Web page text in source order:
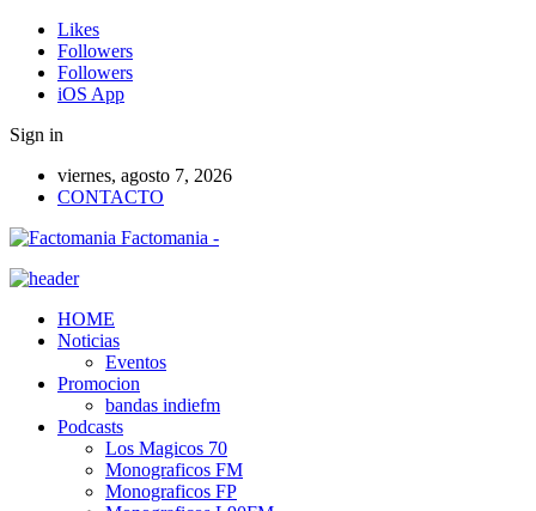
Likes
Followers
Followers
iOS App
Sign in
viernes, agosto 7, 2026
CONTACTO
Factomania -
HOME
Noticias
Eventos
Promocion
bandas indiefm
Podcasts
Los Magicos 70
Monograficos FM
Monograficos FP